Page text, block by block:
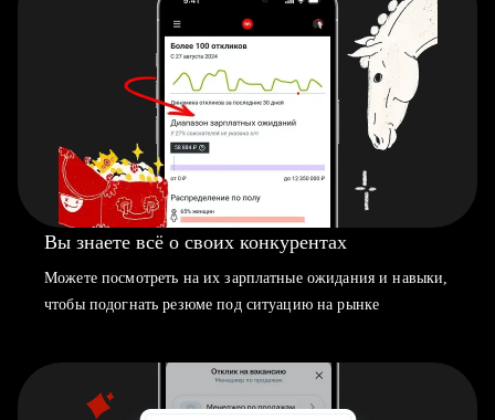
Вы знаете всё о своих конкурентах
Можете посмотреть на их зарплатные ожидания и навыки,
чтобы подогнать резюме под ситуацию на рынке